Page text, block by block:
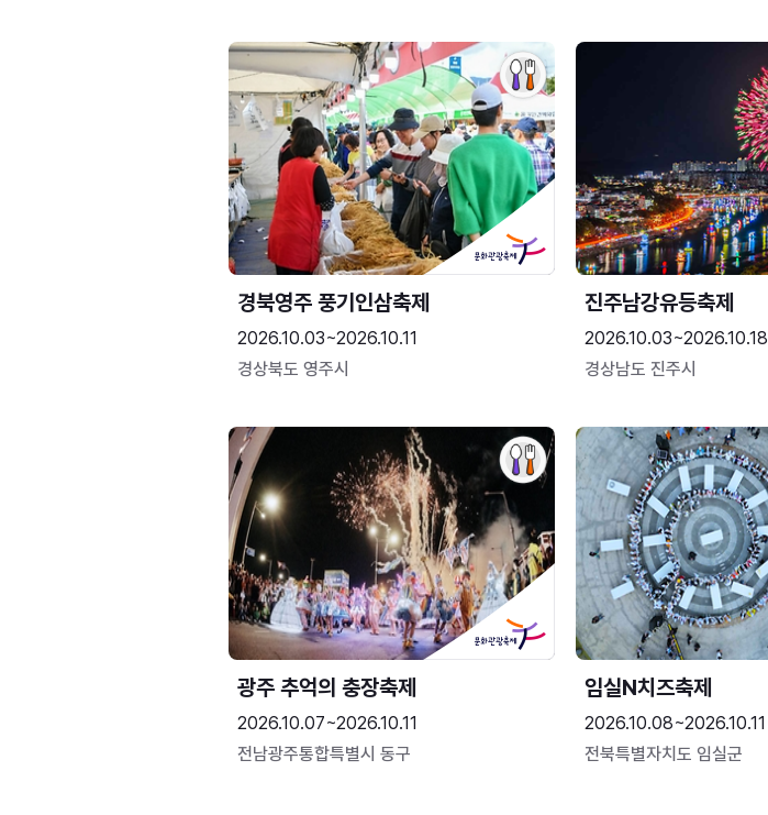
경북영주 풍기인삼축제
2026.10.03~2026.10.11
경상북도 영주시
진주남강유등축제
2026.10.03~2026.10.18
경상남도 진주시
광주 추억의 충장축제
2026.10.07~2026.10.11
전남광주통합특별시 동구
임실N치즈축제
2026.10.08~2026.10.11
전북특별자치도 임실군